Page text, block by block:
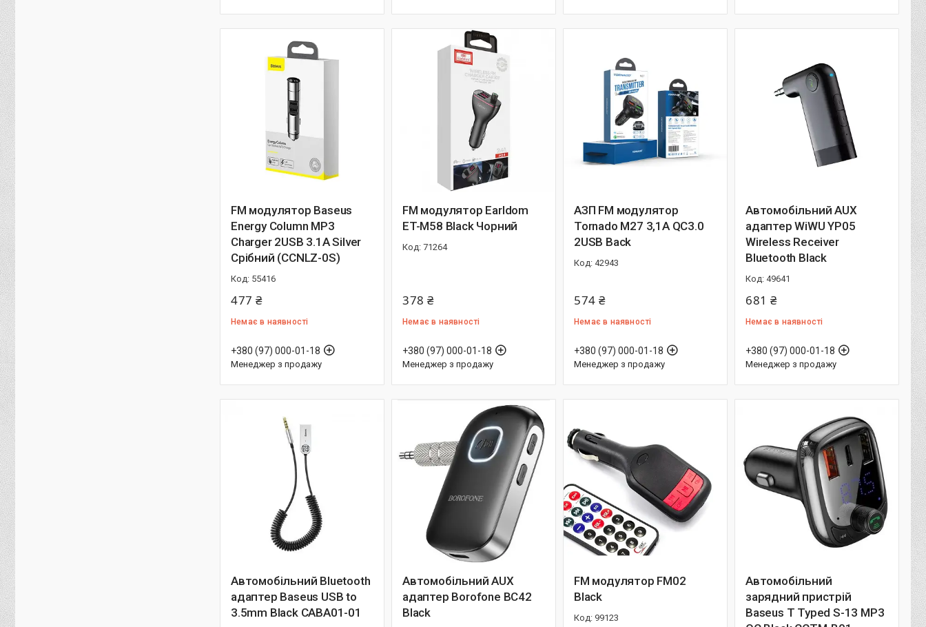
FM модулятор Baseus
Energy Column MP3
Charger 2USB 3.1A Silver
Срібний (CCNLZ-0S)
55416
477 ₴
Немає в наявності
+380 (97) 000-01-18
Менеджер з продажу
FM модулятор Earldom
ET-M58 Black Чорний
71264
378 ₴
Немає в наявності
+380 (97) 000-01-18
Менеджер з продажу
АЗП FM модулятор
Tornado M27 3,1A QC3.0
2USB Back
42943
574 ₴
Немає в наявності
+380 (97) 000-01-18
Менеджер з продажу
Автомобільний AUX
адаптер WiWU YP05
Wireless Receiver
Bluetooth Black
49641
681 ₴
Немає в наявності
+380 (97) 000-01-18
Менеджер з продажу
Автомобільний Bluetooth
адаптер Baseus USB to
3.5mm Black CABA01-01
Автомобільний AUX
адаптер Borofone BC42
Black
FM модулятор FM02
Black
99123
Автомобільний
зарядний пристрій
Baseus T Typed S-13 MP3